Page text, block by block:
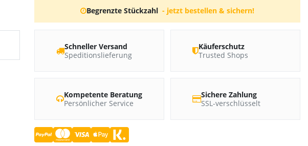
Begrenzte Stückzahl - jetzt bestellen & sichern!
Schneller Versand
Speditionslieferung
Käuferschutz
Trusted Shops
Kompetente Beratung
Persönlicher Service
Sichere Zahlung
SSL-verschlüsselt